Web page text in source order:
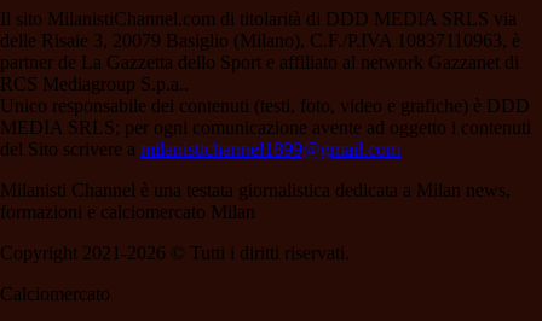
Il sito MilanistiChannel.com di titolarità di DDD MEDIA SRLS via
delle Risaie 3, 20079 Basiglio (Milano), C.F./P.IVA 10837110963, è
partner de La Gazzetta dello Sport e affiliato al network Gazzanet di
RCS Mediagroup S.p.a..
Unico responsabile dei contenuti (testi, foto, video e grafiche) è DDD
MEDIA SRLS; per ogni comunicazione avente ad oggetto i contenuti
del Sito scrivere a milanistichannel1899@gmail.com
Milanisti Channel è una testata giornalistica dedicata a Milan news,
formazioni e calciomercato Milan
Copyright 2021-2026 © Tutti i diritti riservati.
Calciomercato